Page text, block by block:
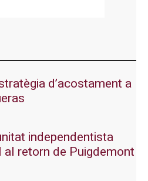
d’acostament a
independentista
retorn de Puigdemont